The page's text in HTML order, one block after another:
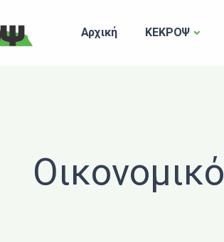
Αρχική ΚΕΚΡΟΨ